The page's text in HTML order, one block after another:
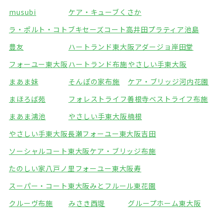
musubi
ケア・キューブくさか
ラ・ポルト・コトブキセーズコート高井田プラティア池島
豊友
ハートランド東大阪アダージョ岸田堂
フォーユー東大阪ハートランド布施やさしい手東大阪
まあま妹
そんぽの家布施
ケア・ブリッジ河内花園
まほろば苑
フォレストライフ善根寺ベストライフ布施
まあま鴻池
やさしい手東大阪楠根
やさしい手東大阪長瀬フォーユー東大阪吉田
ソーシャルコート東大阪ケア・ブリッジ布施
たのしい家八戸ノ里 フォーユー東大阪寿
スーパー・コート東大阪みと フルール東花園
クルーヴ布施
みさき西堤
グループホーム東大阪